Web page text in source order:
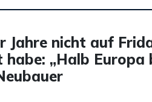
Jahre nicht auf
„Halb Europa